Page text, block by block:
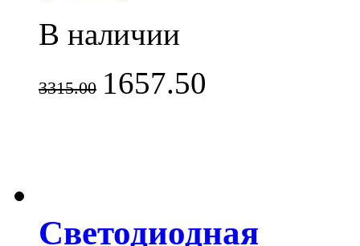
В наличии
3315.00 1657.50
Светодиодная